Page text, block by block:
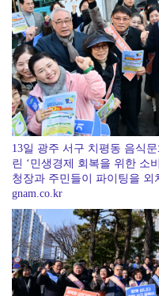
13일 광주 서구 치평동 음식
린 ‘민생경제 회복을 위한 소
청장과 주민들이 파이팅을 외
gnam.co.kr